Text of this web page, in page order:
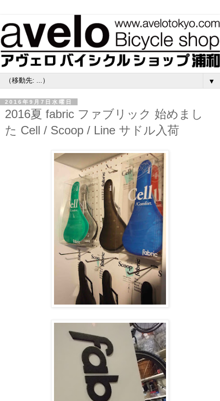
▼
2016年9月7日水曜日
2016夏 fabric ファブリック 始めまし
た Cell / Scoop / Line サドル入荷